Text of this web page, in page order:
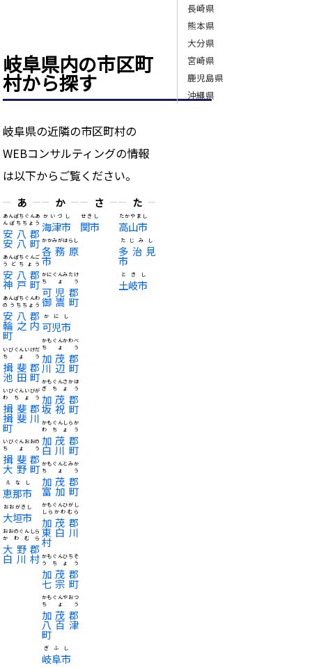
岐阜県内の市区町
村から探す
岐阜県の近隣の市区町村の
WEBコンサルティングの情報
は以下からご覧ください。
あ
安八郡
安八町
あんぱちぐんあ
んぱちちょう
安八郡
神戸町
あんぱちぐんご
うどちょう
安八郡
輪之内
町
あんぱちぐんわ
のうちちょう
揖斐郡
池田町
いびぐんいけだ
ちょう
揖斐郡
揖斐川
町
いびぐんいびが
わちょう
揖斐郡
大野町
いびぐんおおの
ちょう
恵那市
えなし
大垣市
おおがきし
大野郡
白川村
おおのぐんしら
かわむら
か
海津市
かいづし
各務原
市
かかみがはらし
可児郡
御嵩町
かにぐんみたけ
ちょう
可児市
かにし
加茂郡
川辺町
かもぐんかわべ
ちょう
加茂郡
坂祝町
かもぐんさかほ
ぎちょう
加茂郡
白川町
かもぐんしらか
わちょう
加茂郡
富加町
かもぐんとみか
ちょう
加茂郡
東白川
村
かもぐんひがし
しらかわむら
加茂郡
七宗町
かもぐんひちそ
うちょう
加茂郡
八百津
町
かもぐんやおつ
ちょう
岐阜市
ぎふし
さ
関市
せきし
た
高山市
たかやまし
多治見
市
たじみし
土岐市
ときし
長崎県
熊本県
大分県
宮崎県
鹿児島県
沖縄県